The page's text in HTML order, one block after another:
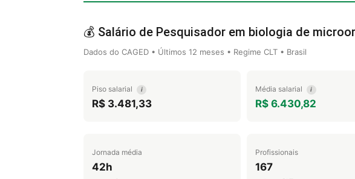
💰 Salário de Pesquisador em biologia de
Dados do CAGED • Últimos 12 meses • Regime CLT • Brasil
Piso salarial i
R$ 3.481,33
Média salarial i
R$ 6.430,82
Jornada média
42h
Profissionais
167